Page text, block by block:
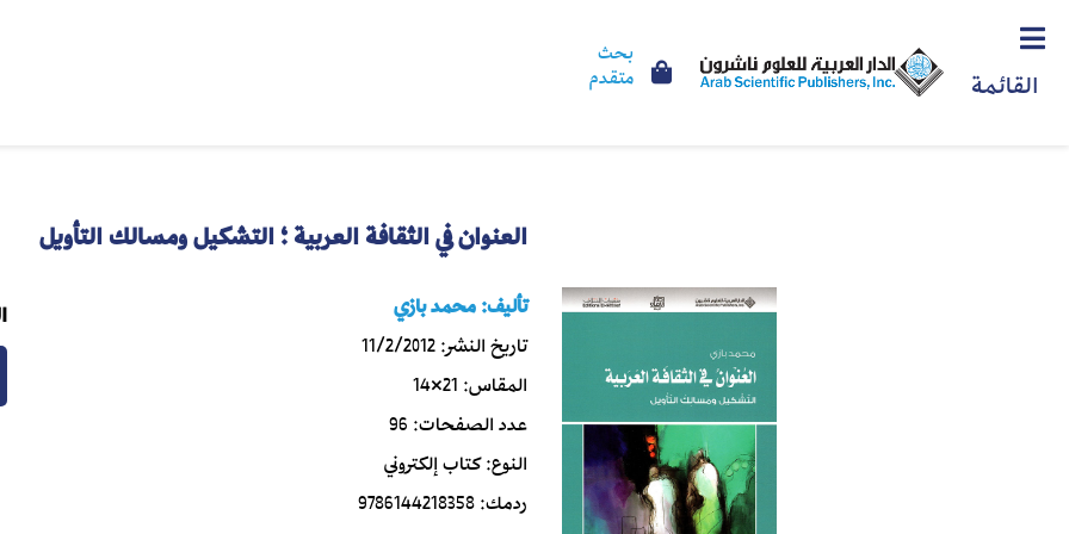
القائمة
بحث
متقدم
العنوان في الثقافة العربية ؛ التشكيل ومسالك التأويل
تأليف:محمد بازي
تاريخ النشر:11/2/2012
المقاس:21×14
عدد الصفحات:96
النوع:كتاب إلكتروني
ردمك:9786144218358